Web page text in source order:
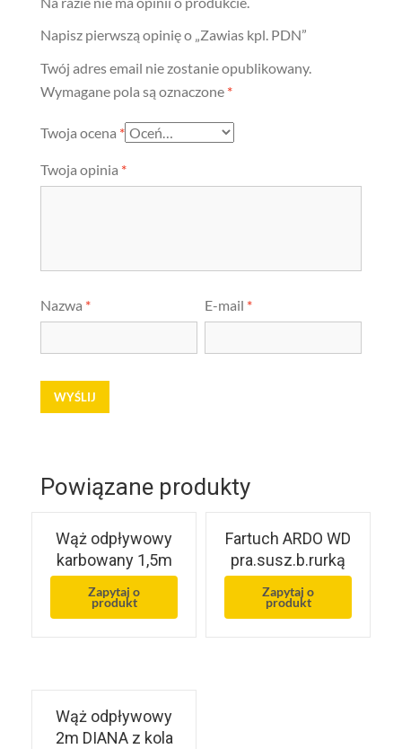
Napisz pierwszą opinię o „Zawias kpl. PDN”
Twój adres email nie zostanie opublikowany.
Wymagane pola są oznaczone *
Twoja ocena *
Twoja opinia *
Nazwa * E-mail *
Powiązane produkty
Wąż odpływowy
karbowany 1,5m
Zapytaj o
produkt
Fartuch ARDO WD
pra.susz.b.rurką
Zapytaj o
produkt
Wąż odpływowy
2m DIANA z kola